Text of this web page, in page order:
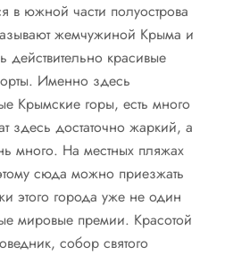
в южной части полуострова
жемчужиной Крыма и
действительно красивые
Именно здесь
Крымские горы, есть много
здесь достаточно жаркий, а
много. На местных пляжах
сюда можно приезжать
этого города уже не один
мировые премии. Красотой
собор святого